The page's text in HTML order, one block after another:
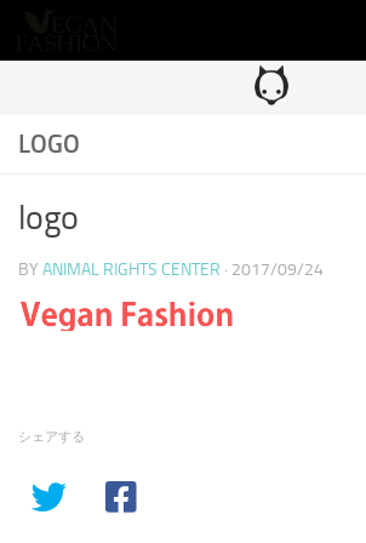
LOGO
logo
BY ANIMAL RIGHTS CENTER · 2017/09/24
シェアする